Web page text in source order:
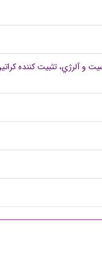
و آلرژي، تثبیت کننده